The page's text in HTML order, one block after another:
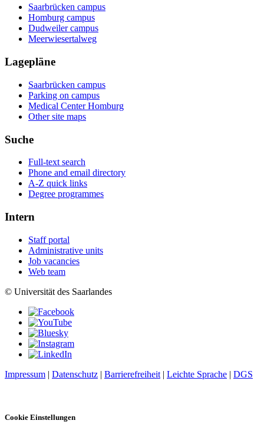
Saarbrücken campus
Homburg campus
Dudweiler campus
Meerwiesertalweg
Lagepläne
Saarbrücken campus
Parking on campus
Medical Center Homburg
Other site maps
Suche
Full-text search
Phone and email directory
A-Z quick links
Degree programmes
Intern
Staff portal
Administrative units
Job vacancies
Web team
© Universität des Saarlandes
Impressum | Datenschutz | Barrierefreiheit | Leichte Sprache | DGS
Cookie Einstellungen